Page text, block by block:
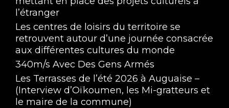
Mehdi Afif nous parle du dispositif Football
Partagé à L'Aigle
Mar 27, 2025 • 4:08
l’étranger
Les centres de loisirs du territoire se
retrouvent autour d’une journée consacrée
aux différentes cultures du monde
340m/s Avec Des Gens Armés
Les Terrasses de l’été 2026 à Auguaise –
(Interview d’Oïkoumen, les Mi-gratteurs et
le maire de la commune)